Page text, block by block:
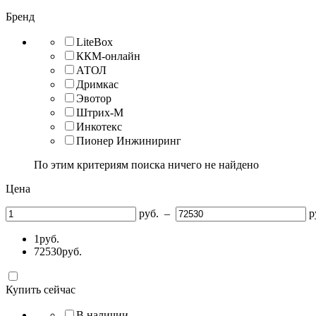
Бренд
LiteBox
ККМ-онлайн
АТОЛ
Дримкас
Эвотор
Штрих-М
Инкотекс
Пионер Инжиниринг
По этим критериям поиска ничего не найдено
Цена
руб. –
1руб.
72530руб.
Купить сейчас